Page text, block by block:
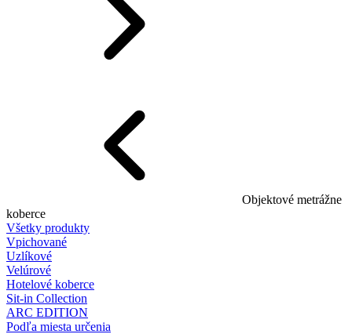
Objektové metrážne
koberce
Všetky produkty
Vpichované
Uzlíkové
Velúrové
Hotelové koberce
Sit-in Collection
ARC EDITION
Podľa miesta určenia